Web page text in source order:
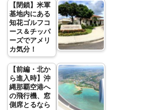
【閉鎖】米軍
基地内にある
知花ゴルフコ
ース＆チッパ
ーズでアメリ
カ気分！
【前編・北か
ら進入時】沖
縄那覇空港へ
の飛行機、窓
側席とるなら